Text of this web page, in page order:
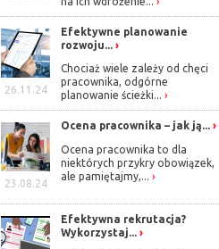
26.11.24
Efektywne planowanie
rozwoju...
Chociaż wiele zależy od chęci
pracownika, odgórne
planowanie ścieżki...
23.08.24
Ocena pracownika – jak ją...
Ocena pracownika to dla
niektórych przykry obowiązek,
ale pamiętajmy,...
Efektywna rekrutacja?
Wykorzystaj...